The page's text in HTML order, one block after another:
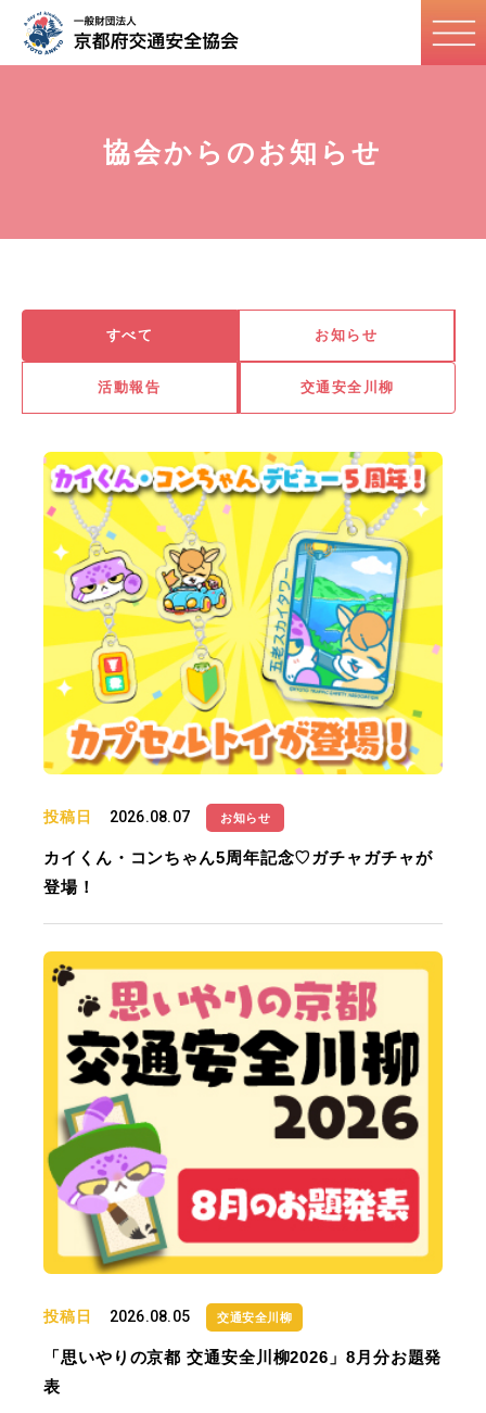
協会からのお知らせ
すべて お知らせ
活動報告 交通安全川柳
投稿日 2026.08.07 お知らせ
カイくん・コンちゃん5周年記念♡ガチャガチャが
登場！
投稿日 2026.08.05 交通安全川柳
「思いやりの京都 交通安全川柳2026」8月分お題発
表